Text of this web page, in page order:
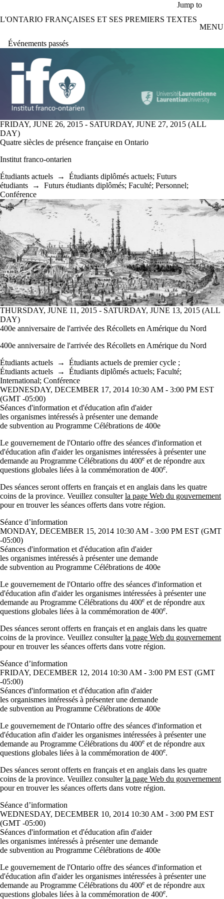
Aller au contenu principal
Jump to
L'ONTARIO FRANÇAISES ET SES PREMIERS TEXTES
MENU
Événements passés
FRIDAY, JUNE 26, 2015 - SATURDAY, JUNE 27, 2015 (ALL
DAY)
Quatre siècles de présence française en Ontario
Institut franco-ontarien
Étudiants actuels → Étudiants diplômés actuels; Futurs
étudiants → Futurs étudiants diplômés; Faculté; Personnel;
Conférence
THURSDAY, JUNE 11, 2015 - SATURDAY, JUNE 13, 2015 (ALL
DAY)
400e anniversaire de l'arrivée des Récollets en Amérique du Nord
400e anniversaire de l'arrivée des Récollets en Amérique du Nord
Étudiants actuels → Étudiants actuels de premier cycle ;
Étudiants actuels → Étudiants diplômés actuels; Faculté;
International; Conférence
WEDNESDAY, DECEMBER 17, 2014 10:30 AM - 3:00 PM EST
(GMT -05:00)
Séances d'information et d'éducation afin d'aider
les organismes intéressés à présenter une demande
de subvention au Programme Célébrations de 400e
Le gouvernement de l'Ontario offre des séances d'information et
d'éducation afin d'aider les organismes intéressées à présenter une
demande au Programme Célébrations du 400e et de répondre aux
questions globales liées à la commémoration de 400e.
Des séances seront offerts en français et en anglais dans les quatre
coins de la province. Veuillez consulterla page Web du gouvernement
pour en trouver les séances offerts dans votre région.
Séance d’information
MONDAY, DECEMBER 15, 2014 10:30 AM - 3:00 PM EST (GMT
-05:00)
Séances d'information et d'éducation afin d'aider
les organismes intéressés à présenter une demande
de subvention au Programme Célébrations de 400e
Le gouvernement de l'Ontario offre des séances d'information et
d'éducation afin d'aider les organismes intéressées à présenter une
demande au Programme Célébrations du 400e et de répondre aux
questions globales liées à la commémoration de 400e.
Des séances seront offerts en français et en anglais dans les quatre
coins de la province. Veuillez consulterla page Web du gouvernement
pour en trouver les séances offerts dans votre région.
Séance d’information
FRIDAY, DECEMBER 12, 2014 10:30 AM - 3:00 PM EST (GMT
-05:00)
Séances d'information et d'éducation afin d'aider
les organismes intéressés à présenter une demande
de subvention au Programme Célébrations de 400e
Le gouvernement de l'Ontario offre des séances d'information et
d'éducation afin d'aider les organismes intéressées à présenter une
demande au Programme Célébrations du 400e et de répondre aux
questions globales liées à la commémoration de 400e.
Des séances seront offerts en français et en anglais dans les quatre
coins de la province. Veuillez consulterla page Web du gouvernement
pour en trouver les séances offerts dans votre région.
Séance d’information
WEDNESDAY, DECEMBER 10, 2014 10:30 AM - 3:00 PM EST
(GMT -05:00)
Séances d'information et d'éducation afin d'aider
les organismes intéressés à présenter une demande
de subvention au Programme Célébrations de 400e
Le gouvernement de l'Ontario offre des séances d'information et
d'éducation afin d'aider les organismes intéressées à présenter une
demande au Programme Célébrations du 400e et de répondre aux
questions globales liées à la commémoration de 400e.